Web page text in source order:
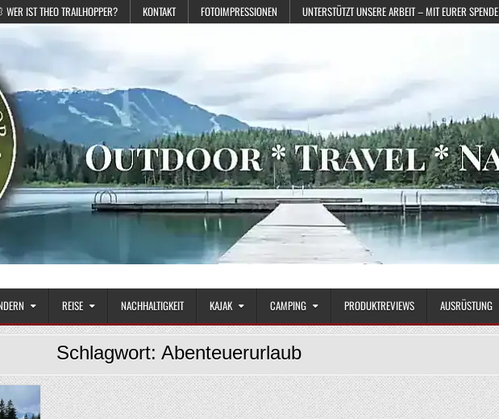
WER IST THEO TRAILHOPPER? KONTAKT FOTOIMPRESSIONEN UNTERSTÜTZT UNSERE ARBEIT – MIT EURER SPENDE
REISE NACHHALTIGKEIT KAJAK CAMPING PRODUKTREVIEWS AUSRÜSTUNG
Schlagwort:Abenteuerurlaub